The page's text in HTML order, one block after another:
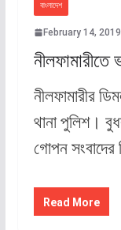
বাংলাদেশ
February 14, 2019
নীলফামারীর
থানা পুলিশ।
গোপন
Read More